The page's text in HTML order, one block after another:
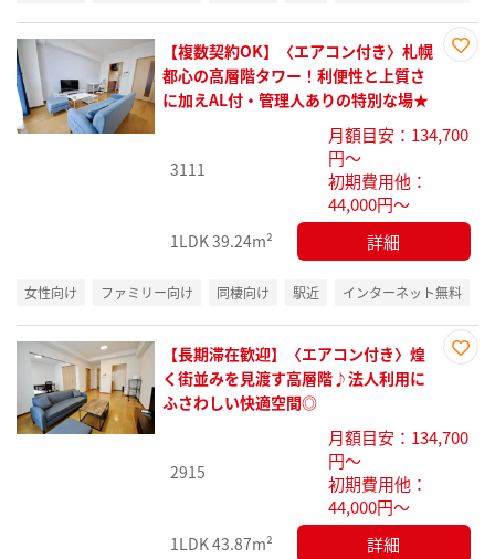
録
【複数契約OK】〈エアコン付き〉札幌
都心の高層階タワー！利便性と上質さ
に加えAL付・管理人ありの特別な場★
3111
月額目安：134,700
円～
初期費用他：
44,000円～
1LDK39.24m² 詳細
女性向け ファミリー向け 同棲向け 駅近 インターネット無料
録
【長期滞在歓迎】〈エアコン付き〉煌
く街並みを見渡す高層階♪法人利用に
ふさわしい快適空間◎
2915
月額目安：134,700
円～
初期費用他：
44,000円～
1LDK43.87m² 詳細